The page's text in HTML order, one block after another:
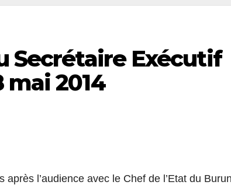
Secrétaire Exécutif
2014
l’audience avec le Chef de l’Etat du